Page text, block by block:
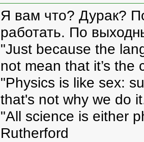
Я вам что? Дурак?
работать. По
"Just because the
not mean that it’s the
"Physics is like sex:
that's not why we do
"All science is either
Rutherford